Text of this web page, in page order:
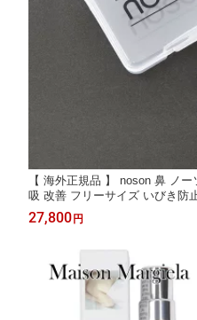
【 海外正規品 】 noson 鼻 ノ
吸 改善 フリーサイズ いびき防
ツ 睡眠 快眠グッズ
27,800 円